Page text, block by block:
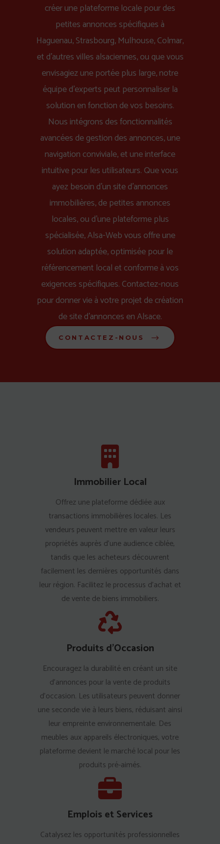
créer une plateforme locale pour des
petites annonces spécifiques à
Haguenau, Strasbourg, Mulhouse, Colmar,
et d'autres villes alsaciennes, ou que vous
envisagiez une portée plus large, notre
équipe d'experts peut personnaliser la
solution en fonction de vos besoins.
Nous intégrons des fonctionnalités
avancées de gestion des annonces, une
navigation conviviale, et une interface
intuitive pour les utilisateurs. Que vous
ayez besoin d'un site d'annonces
immobilières, de petites annonces
locales, ou d'une plateforme plus
spécialisée, Alsa-Web vous offre une
solution adaptée, optimisée pour le
référencement local et conforme à vos
exigences spécifiques. Contactez-nous
pour donner vie à votre projet de création
de site d'annonces en Alsace.
CONTACTEZ-NOUS
Immobilier Local
Offrez une plateforme dédiée aux
transactions immobilières locales. Les
vendeurs peuvent mettre en valeur leurs
propriétés auprès d'une audience ciblée,
tandis que les acheteurs découvrent
facilement les dernières opportunités dans
leur région. Facilitez le processus d'achat et
de vente de biens immobiliers.
Produits d'Occasion
Encouragez la durabilité en créant un site
d'annonces pour la vente de produits
d'occasion. Les utilisateurs peuvent donner
une seconde vie à leurs biens, réduisant ainsi
leur empreinte environnementale. Des
meubles aux appareils électroniques, votre
plateforme devient le marché local pour les
produits pré-aimés.
Emplois et Services
Catalysez les opportunités professionnelles